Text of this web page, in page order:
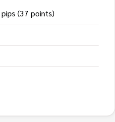
(37 points)